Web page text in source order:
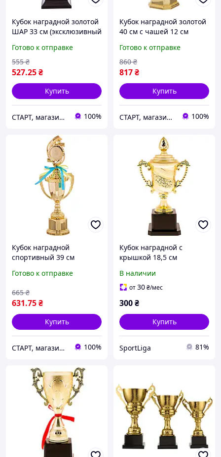
Кубок наградной золотой
ШАР 33 см (эксклюзивный
металлизированного
пластика на подставке,
диаметр шара 8,5 см)
Готово к отправке
527.25₴
555 ₴
Купить
СТАРТ, магазин спортивных товаров 100%
Кубок наградной золотой
40 см с чашей 12 см
спортивный кубок на
золотом основании для
награждения и призеров)
Готово к отправке
817₴
860 ₴
Купить
СТАРТ, магазин спортивных товаров 100%
Кубок наградной
спортивный 39 см
металлизированного
Готово к отправке
631.75₴
665 ₴
Купить
СТАРТ, магазин спортивных товаров 100%
Кубок наградной с
крышкой 18,5 см
В наличии
от30₴/мес
300₴
Купить
SportLiga 81%